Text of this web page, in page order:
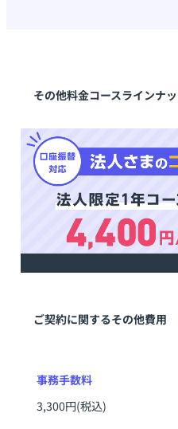
その他料金コースラインナ
ご契約に関するその他費用
事務手数料
3,300円(税込)